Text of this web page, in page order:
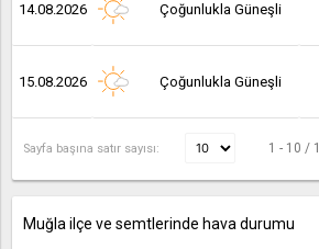
14.08.2026 Çoğunlukla Güneşli
15.08.2026 Çoğunlukla Güneşli
Sayfa başına satır sayısı: 1 - 10 /
Muğla ilçe ve semtlerinde hava durumu